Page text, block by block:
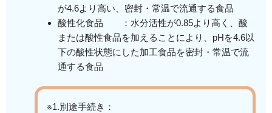
が4.6より高い、密封・常温で流通する食品
酸性化食品 ：水分活性が0.85より高く、酸
または酸性食品を加えることにより、pHを4.6以
下の酸性状態にした加工食品を密封・常温で流
通する食品
※1.別途手続き：